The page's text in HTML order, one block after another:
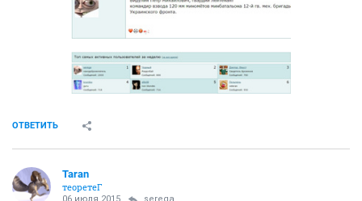
ОТВЕТИТЬ
Taran
теоретеГ
06 июля 2015 serega